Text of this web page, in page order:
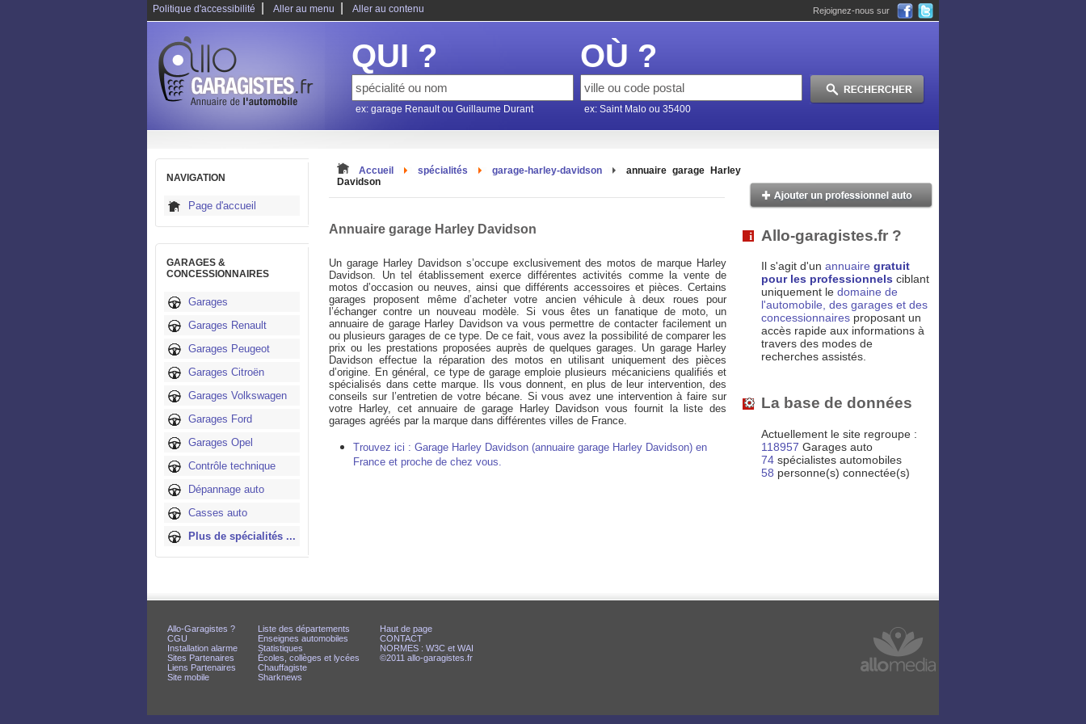
Politique d'accessibilité Aller au menu Aller au contenu Rejoignez-nous sur
QUI ?
ex: garage Renault ou Guillaume Durant
OÙ ?
ex: Saint Malo ou 35400
NAVIGATION
Page d'accueil
GARAGES &
CONCESSIONNAIRES
Garages
Garages Renault
Garages Peugeot
Garages Citroën
Garages Volkswagen
Garages Ford
Garages Opel
Contrôle technique
Dépannage auto
Casses auto
Plus de spécialités ...
Accueil spécialités garage-harley-davidson
annuaire garage Harley
Davidson
Annuaire garage Harley Davidson
Un garage Harley Davidson s’occupe exclusivement des motos de marque Harley
Davidson. Un tel établissement exerce différentes activités comme la vente de
motos d’occasion ou neuves, ainsi que différents accessoires et pièces. Certains
garages proposent même d’acheter votre ancien véhicule à deux roues pour
l’échanger contre un nouveau modèle. Si vous êtes un fanatique de moto, un
annuaire de garage Harley Davidson va vous permettre de contacter facilement un
ou plusieurs garages de ce type. De ce fait, vous avez la possibilité de comparer les
prix ou les prestations proposées auprès de quelques garages. Un garage Harley
Davidson effectue la réparation des motos en utilisant uniquement des pièces
d’origine. En général, ce type de garage emploie plusieurs mécaniciens qualifiés et
spécialisés dans cette marque. Ils vous donnent, en plus de leur intervention, des
conseils sur l’entretien de votre bécane. Si vous avez une intervention à faire sur
votre Harley, cet annuaire de garage Harley Davidson vous fournit la liste des
garages agréés par la marque dans différentes villes de France.
Trouvez ici : Garage Harley Davidson (annuaire garage Harley Davidson) en
France et proche de chez vous.
Allo-garagistes.fr ?
Il s'agit d'un annuaire gratuit
pour les professionnels ciblant
uniquement le domaine de
l'automobile, des garages et des
concessionnaires proposant un
accès rapide aux informations à
travers des modes de
recherches assistés.
La base de données
Actuellement le site regroupe :
118957 Garages auto
74 spécialistes automobiles
58 personne(s) connectée(s)
Allo-Garagistes ?
CGU
Installation alarme
Sites Partenaires
Liens Partenaires
Site mobile
Liste des départements
Enseignes automobiles
Statistiques
Écoles, collèges et lycées
Chauffagiste
Sharknews
Haut de page
CONTACT
NORMES : W3C et WAI
©2011 allo-garagistes.fr